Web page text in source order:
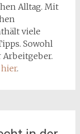
Alltag. Mit
viele
Sowohl
hier.